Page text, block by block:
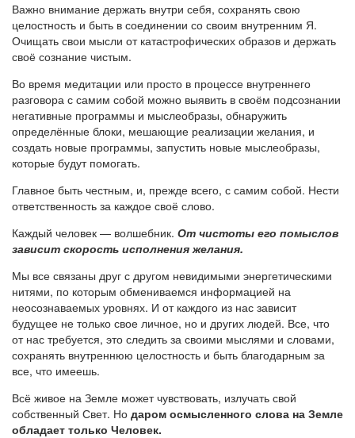
Важно внимание держать внутри себя, сохранять свою
целостность и быть в соединении со своим внутренним Я.
Очищать свои мысли от катастрофических образов и держать
своё сознание чистым.
Во время медитации или просто в процессе внутреннего
разговора с самим собой можно выявить в своём подсознании
негативные программы и мыслеобразы, обнаружить
определённые блоки, мешающие реализации желания, и
создать новые программы, запустить новые мыслеобразы,
которые будут помогать.
Главное быть честным, и, прежде всего, с самим собой. Нести
ответственность за каждое своё слово.
Каждый человек — волшебник. От чистоты его помыслов
зависит скорость исполнения желания.
Мы все связаны друг с другом невидимыми энергетическими
нитями, по которым обмениваемся информацией на
неосознаваемых уровнях. И от каждого из нас зависит
будущее не только свое личное, но и других людей. Все, что
от нас требуется, это следить за своими мыслями и словами,
сохранять внутреннюю целостность и быть благодарным за
все, что имеешь.
Всё живое на Земле может чувствовать, излучать свой
собственный Свет. Но даром осмысленного слова на Земле
обладает только Человек.